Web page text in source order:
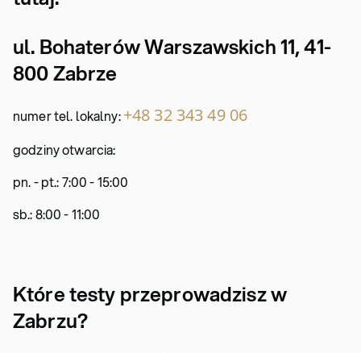
ul. Bohaterów Warszawskich 11,41-
800 Zabrze
numer tel. lokalny:+48 32 343 49 06
godziny otwarcia:
pn. - pt.: 7:00 - 15:00
sb.: 8:00 - 11:00
Które testy przeprowadzisz w
Zabrzu?